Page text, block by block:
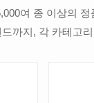
여 종 이상의
까지, 각 카테고